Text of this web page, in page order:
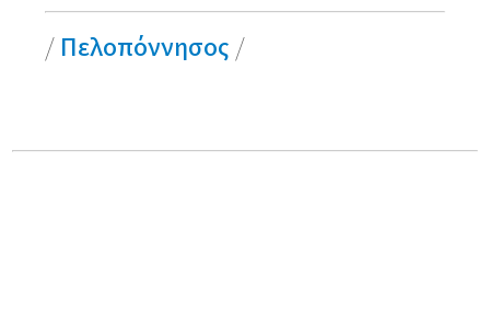
/ Πελοπόννησος /